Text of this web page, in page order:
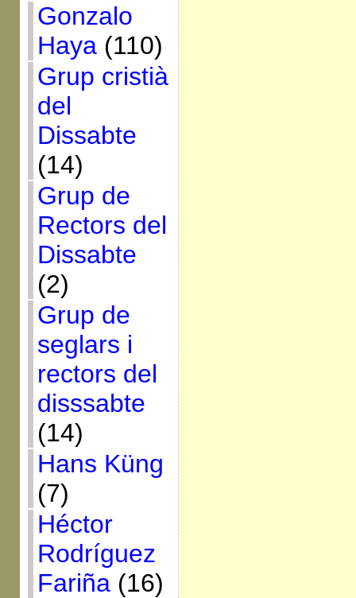
Gonzalo
Haya(110)
Grup cristià
del
Dissabte
(14)
Grup de
Rectors del
Dissabte
(2)
Grup de
seglars i
rectors del
disssabte
(14)
Hans Küng
(7)
Héctor
Rodríguez
Fariña(16)